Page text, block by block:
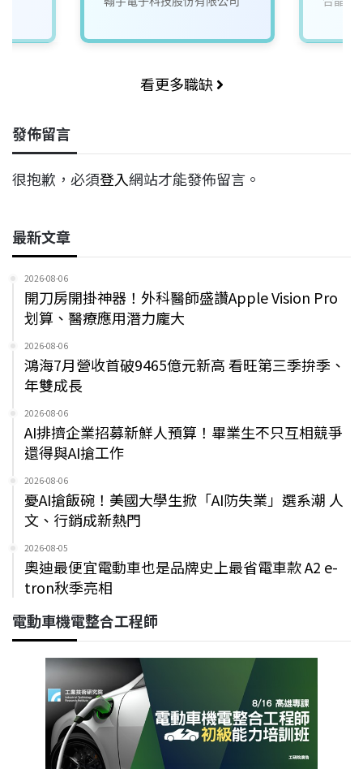
看更多職缺
發佈留言
很抱歉，必須登入網站才能發佈留言。
最新文章
2026-08-06
開刀房開掛神器！外科醫師盛讚Apple Vision Pro
划算、醫療應用潛力龐大
2026-08-06
鴻海7月營收首破9465億元新高 看旺第三季拚季、
年雙成長
2026-08-06
AI排擠企業招募新鮮人預算！畢業生不只互相競爭
還得與AI搶工作
2026-08-06
憂AI搶飯碗！美國大學生掀「AI防失業」選系潮 人
文、行銷成新熱門
2026-08-05
奧迪最便宜電動車也是品牌史上最省電車款 A2 e-
tron秋季亮相
電動車機電整合工程師